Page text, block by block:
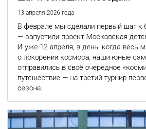
13 апреля 2026 года
В феврале мы сделали первый шаг к
— запустили проект Московская
И уже 12 апреля, в день, когда весь
о покорении космоса, наши юные
отправились в своё очередное
путешествие — на третий турнир
сезона.